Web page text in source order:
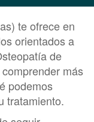
te ofrece en
orientados a
de
más
podemos
tratamiento.